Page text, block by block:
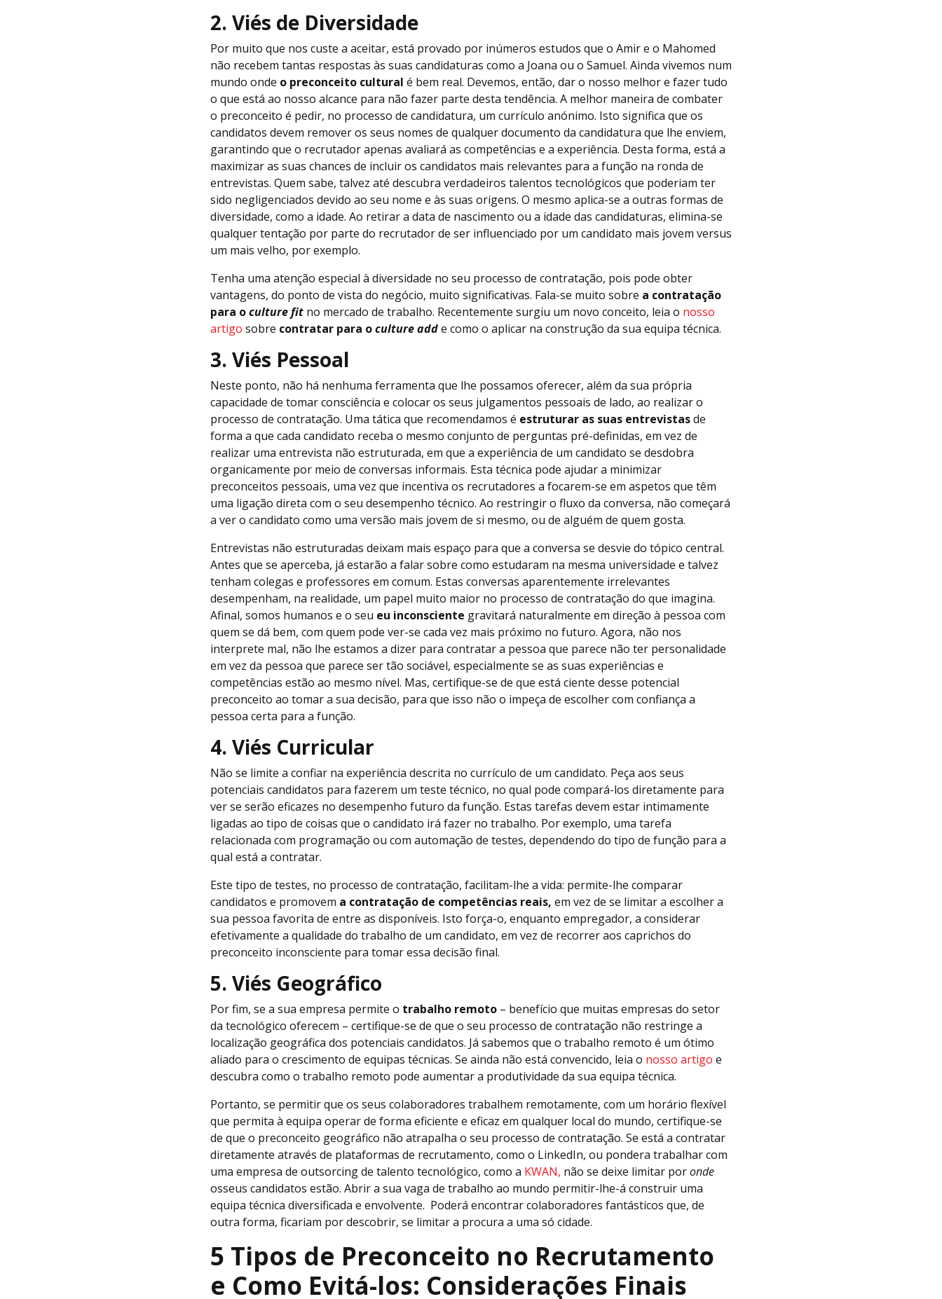
2. Viés de Diversidade
Por muito que nos custe a aceitar, está provado por inúmeros estudos que o Amir e o Mahomed
não recebem tantas respostas às suas candidaturas como a Joana ou o Samuel. Ainda vivemos num
mundo onde o preconceito cultural é bem real. Devemos, então, dar o nosso melhor e fazer tudo
o que está ao nosso alcance para não fazer parte desta tendência. A melhor maneira de combater
o preconceito é pedir, no processo de candidatura, um currículo anónimo. Isto significa que os
candidatos devem remover os seus nomes de qualquer documento da candidatura que lhe enviem,
garantindo que o recrutador apenas avaliará as competências e a experiência. Desta forma, está a
maximizar as suas chances de incluir os candidatos mais relevantes para a função na ronda de
entrevistas. Quem sabe, talvez até descubra verdadeiros talentos tecnológicos que poderiam ter
sido negligenciados devido ao seu nome e às suas origens. O mesmo aplica-se a outras formas de
diversidade, como a idade. Ao retirar a data de nascimento ou a idade das candidaturas, elimina-se
qualquer tentação por parte do recrutador de ser influenciado por um candidato mais jovem versus
um mais velho, por exemplo.
Tenha uma atenção especial à diversidade no seu processo de contratação, pois pode obter
vantagens, do ponto de vista do negócio, muito significativas. Fala-se muito sobre a contratação
para oculture fit no mercado de trabalho. Recentemente surgiu um novo conceito, leia o nosso
artigo sobre contratar para oculture adde como o aplicar na construção da sua equipa técnica.
3. Viés Pessoal
Neste ponto, não há nenhuma ferramenta que lhe possamos oferecer, além da sua própria
capacidade de tomar consciência e colocar os seus julgamentos pessoais de lado, ao realizar o
processo de contratação. Uma tática que recomendamos é estruturar as suas entrevistasde
forma a que cada candidato receba o mesmo conjunto de perguntas pré-definidas, em vez de
realizar uma entrevista não estruturada, em que a experiência de um candidato se desdobra
organicamente por meio de conversas informais. Esta técnica pode ajudar a minimizar
preconceitos pessoais, uma vez que incentiva os recrutadores a focarem-se em aspetos que têm
uma ligação direta com o seu desempenho técnico. Ao restringir o fluxo da conversa, não começará
a ver o candidato como uma versão mais jovem de si mesmo, ou de alguém de quem gosta.
Entrevistas não estruturadas deixam mais espaço para que a conversa se desvie do tópico central.
Antes que se aperceba, já estarão a falar sobre como estudaram na mesma universidade e talvez
tenham colegas e professores em comum. Estas conversas aparentemente irrelevantes
desempenham, na realidade, um papel muito maior no processo de contratação do que imagina.
Afinal, somos humanos e o seu eu inconsciente gravitará naturalmente em direção à pessoa com
quem se dá bem, com quem pode ver-se cada vez mais próximo no futuro. Agora, não nos
interprete mal, não lhe estamos a dizer para contratar a pessoa que parece não ter personalidade
em vez da pessoa que parece ser tão sociável, especialmente se as suas experiências e
competências estão ao mesmo nível. Mas, certifique-se de que está ciente desse potencial
preconceito ao tomar a sua decisão, para que isso não o impeça de escolher com confiança a
pessoa certa para a função.
4. Viés Curricular
Não se limite a confiar na experiência descrita no currículo de um candidato. Peça aos seus
potenciais candidatos para fazerem um teste técnico, no qual pode compará-los diretamente para
ver se serão eficazes no desempenho futuro da função. Estas tarefas devem estar intimamente
ligadas ao tipo de coisas que o candidato irá fazer no trabalho. Por exemplo, uma tarefa
relacionada com programação ou com automação de testes, dependendo do tipo de função para a
qual está a contratar.
Este tipo de testes, no processo de contratação, facilitam-lhe a vida: permite-lhe comparar
candidatos e promovem a contratação de competências reais, em vez de se limitar a escolher a
sua pessoa favorita de entre as disponíveis. Isto força-o, enquanto empregador, a considerar
efetivamente a qualidade do trabalho de um candidato, em vez de recorrer aos caprichos do
preconceito inconsciente para tomar essa decisão final.
5. Viés Geográfico
Por fim, se a sua empresa permite o trabalho remoto – benefício que muitas empresas do setor
da tecnológico oferecem – certifique-se de que o seu processo de contratação não restringe a
localização geográfica dos potenciais candidatos. Já sabemos que o trabalho remoto é um ótimo
aliado para o crescimento de equipas técnicas. Se ainda não está convencido, leia o nosso artigo e
descubra como o trabalho remoto pode aumentar a produtividade da sua equipa técnica.
Portanto, se permitir que os seus colaboradores trabalhem remotamente, com um horário flexível
que permita à equipa operar de forma eficiente e eficaz em qualquer local do mundo, certifique-se
de que o preconceito geográfico não atrapalha o seu processo de contratação. Se está a contratar
diretamente através de plataformas de recrutamento, como o LinkedIn, ou pondera trabalhar com
uma empresa de outsorcing de talento tecnológico, como a KWAN, não se deixe limitar poronde
osseus candidatos estão. Abrir a sua vaga de trabalho ao mundo permitir-lhe-á construir uma
equipa técnica diversificada e envolvente. Poderá encontrar colaboradores fantásticos que, de
outra forma, ficariam por descobrir, se limitar a procura a uma só cidade.
5 Tipos de Preconceito no Recrutamento
e Como Evitá-los: Considerações Finais